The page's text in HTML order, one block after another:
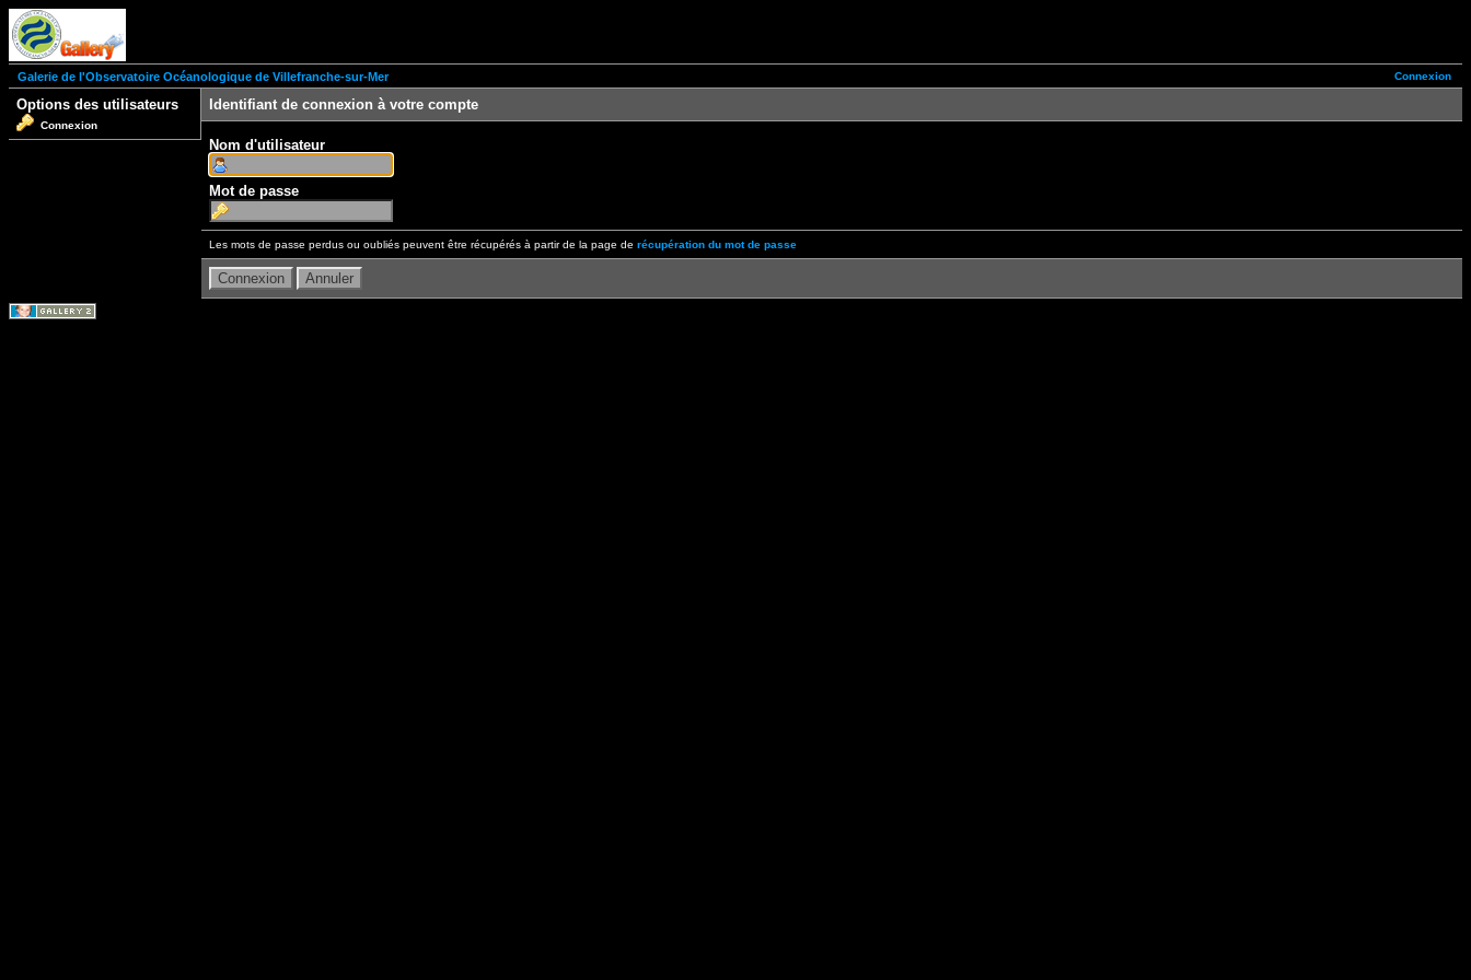
Connexion
Galerie de l'Observatoire Océanologique de Villefranche-sur-Mer
Options des utilisateurs
Connexion
Identifiant de connexion à votre compte
Nom d'utilisateur
Mot de passe
Les mots de passe perdus ou oubliés peuvent être récupérés à partir de la page de récupération du mot de passe